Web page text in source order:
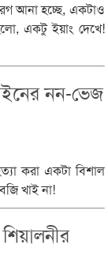
আনা হচ্ছে, একটাও
একটু ইয়াং দেখে!
নন-ভেজ
করা একটা বিশাল
খাই না!